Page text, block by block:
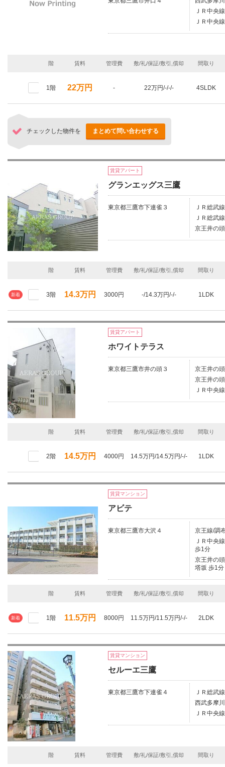
ＪＲ中央
ＪＲ中央
階 賃料 管理費 敷/礼/保証/敷引,償却 間取り
1階 22万円 - 22万円/-/-/- 4SLDK
チェックした物件を まとめて問い合わせする
賃貸アパート
グランエッグス三鷹
東京都三鷹市下連雀３
ＪＲ総武
ＪＲ総武
京王井の
階 賃料 管理費 敷/礼/保証/敷引,償却 間取り
新着 3階 14.3万円 3000円 -/14.3万円/-/- 1LDK
賃貸アパート
ホワイトテラス
東京都三鷹市井の頭３
京王井の
京王井の
ＪＲ中央
階 賃料 管理費 敷/礼/保証/敷引,償却 間取り
2階 14.5万円 4000円 14.5万円/14.5万円/-/- 1LDK
賃貸マンション
アビテ
東京都三鷹市大沢４
京王線/調
ＪＲ中央
歩1分
京王井の
塔坂 歩1分
階 賃料 管理費 敷/礼/保証/敷引,償却 間取り
新着 1階 11.5万円 8000円 11.5万円/11.5万円/-/- 2LDK
賃貸マンション
セルーエ三鷹
東京都三鷹市下連雀４
ＪＲ総武
西武多摩
ＪＲ中央
階 賃料 管理費 敷/礼/保証/敷引,償却 間取り